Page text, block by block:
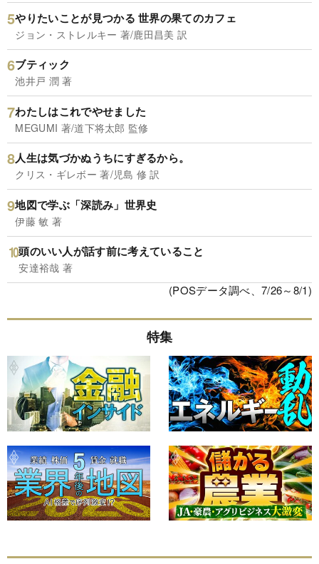
やりたいことが見つかる 世界の果てのカフェ
ジョン・ストレルキー 著/鹿田昌美 訳
ブティック
池井戸 潤 著
わたしはこれでやせました
MEGUMI 著/道下将太郎 監修
人生は気づかぬうちにすぎるから。
クリス・ギレボー 著/児島 修 訳
地図で学ぶ「深読み」世界史
伊藤 敏 著
頭のいい人が話す前に考えていること
安達裕哉 著
(POSデータ調べ、7/26～8/1)
特集